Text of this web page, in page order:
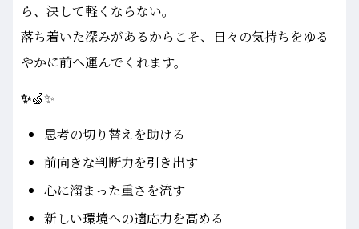
ら、決して軽くならない。
落ち着いた深みがあるからこそ、日々の気持ちをゆる
やかに前へ運んでくれます。
✨🍏✨
思考の切り替えを助ける
前向きな判断力を引き出す
心に溜まった重さを流す
新しい環境への適応力を高める